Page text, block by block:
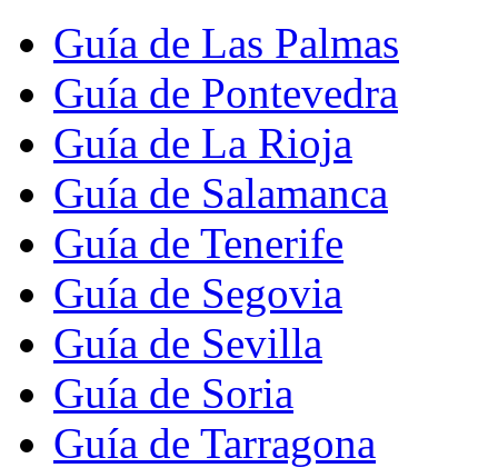
Guía de Las Palmas
Guía de Pontevedra
Guía de La Rioja
Guía de Salamanca
Guía de Tenerife
Guía de Segovia
Guía de Sevilla
Guía de Soria
Guía de Tarragona